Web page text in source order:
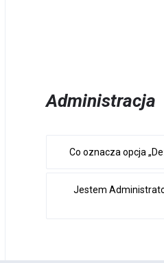
Administracja
Co oznacza opcja
Jestem